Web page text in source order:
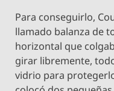
Para conseguirlo,
llamado balanza de
horizontal que
girar libremente,
vidrio para